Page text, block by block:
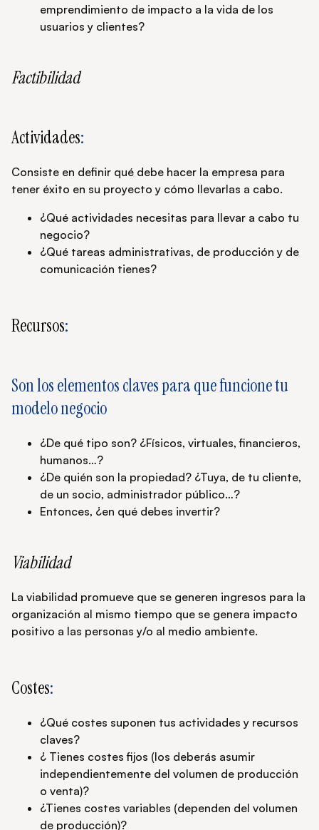
emprendimiento de impacto a la vida de los
usuarios y clientes?
Factibilidad
Actividades:
Consiste en definir qué debe hacer la empresa para
tener éxito en su proyecto y cómo llevarlas a cabo.
¿Qué actividades necesitas para llevar a cabo tu
negocio?
¿Qué tareas administrativas, de producción y de
comunicación tienes?
Recursos:
Son los elementos claves para que funcione tu
modelo negocio
¿De qué tipo son? ¿Físicos, virtuales, financieros,
humanos…?
¿De quién son la propiedad? ¿Tuya, de tu cliente,
de un socio, administrador público…?
Entonces, ¿en qué debes invertir?
Viabilidad
La viabilidad promueve que se generen ingresos para la
organización al mismo tiempo que se genera impacto
positivo a las personas y/o al medio ambiente.
Costes:
¿Qué costes suponen tus actividades y recursos
claves?
¿ Tienes costes fijos (los deberás asumir
independientemente del volumen de producción
o venta)?
¿Tienes costes variables (dependen del volumen
de producción)?